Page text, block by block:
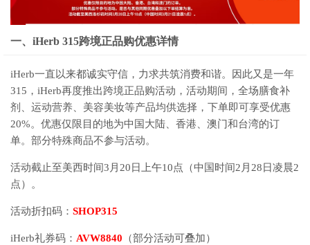
一、iHerb 315跨境正品购优惠详情
iHerb一直以来都诚实守信，力求共筑消费和谐。因此又是一年
315，iHerb再度推出跨境正品购活动，活动期间，全场膳食补
剂、运动营养、美容美妆等产品均供选择，下单即可享受优惠
20%。优惠仅限目的地为中国大陆、香港、澳门和台湾的订
单。部分特殊商品不参与活动。
活动截止至美西时间3月20日上午10点（中国时间2月28日凌晨2
点）。
活动折扣码： SHOP315
iHerb礼券码： AVW8840 （部分活动可叠加）